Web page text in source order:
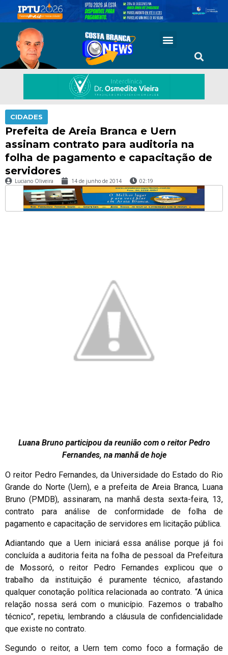
CIDADES
Prefeita de Areia Branca e Uern
assinam contrato para auditoria na
folha de pagamento e capacitação de
servidores
Luciano Oliveira 14 de junho de 2014 02:19
Luana Bruno participou da reunião com o reitor Pedro
Fernandes, na manhã de hoje
O reitor Pedro Fernandes, da Universidade do Estado do Rio
Grande do Norte (Uern), e a prefeita de Areia Branca, Luana
Bruno (PMDB), assinaram, na manhã desta sexta-feira, 13,
contrato para análise de conformidade de folha de
pagamento e capacitação de servidores em licitação pública.
Adiantando que a Uern iniciará essa análise porque já foi
concluída a auditoria feita na folha de pessoal da Prefeitura
de Mossoró, o reitor Pedro Fernandes explicou que o
trabalho da instituição é puramente técnico, afastando
qualquer conotação política relacionada ao contrato. “A única
relação nossa será com o município. Fazemos o trabalho
técnico”, repetiu, lembrando a cláusula de confidencialidade
que existe no contrato.
Segundo o reitor, a Uern tem como foco a formação de